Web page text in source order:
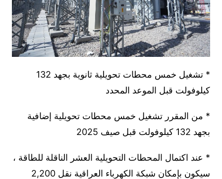
* تشغيل خمس محطات تحويلية ثانوية بجهد 132
كيلوفولت قبل الموعد المحدد
* من المقرر تشغيل خمس محطات تحويلية إضافية
بجهد 132 كيلوفولت قبل صيف 2025
* عند اكتمال المحطات التحويلية العشر الناقلة للطاقة ،
سيكون بإمكان شبكة الكهرباء العراقية نقل 2,200